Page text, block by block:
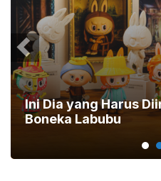
Ini Dia yang Harus
Boneka Labubu